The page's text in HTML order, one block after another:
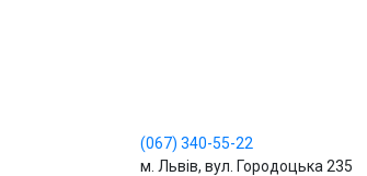
(067) 340-55-22
м. Львів, вул. Городоцька 235